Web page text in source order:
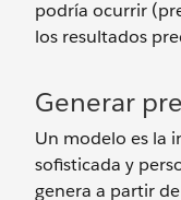
podría ocurrir
los resultados
Generar
Un modelo es la
sofisticada y
genera a partir